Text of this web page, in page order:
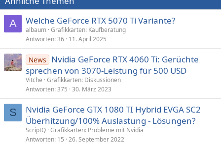
A Welche GeForce RTX 5070 Ti Variante?
albaum Grafikkarten: Kaufberatung
Antworten 36 11. April 2025
News
Nvidia GeForce RTX 4060 Ti: Gerüchte
sprechen von 3070-Leistung für 500 USD
Vitche Grafikkarten: Diskussionen
Antworten 375 30. März 2023
S
Nvidia GeForce GTX 1080 TI Hybrid EVGA SC2
Überhitzung/100% Auslastung - Lösungen?
ScriptQ Grafikkarten: Probleme mit Nvidia
Antworten 15 26. September 2022